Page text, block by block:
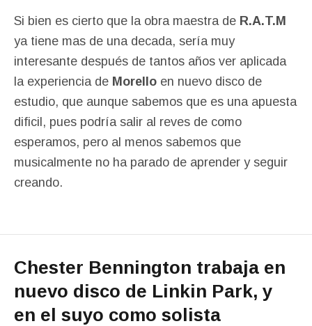
Si bien es cierto que la obra maestra de R.A.T.M
ya tiene mas de una decada, sería muy
interesante después de tantos años ver aplicada
la experiencia de Morello en nuevo disco de
estudio, que aunque sabemos que es una apuesta
dificil, pues podría salir al reves de como
esperamos, pero al menos sabemos que
musicalmente no ha parado de aprender y seguir
creando.
Chester Bennington trabaja en
nuevo disco de Linkin Park, y
en el suyo como solista